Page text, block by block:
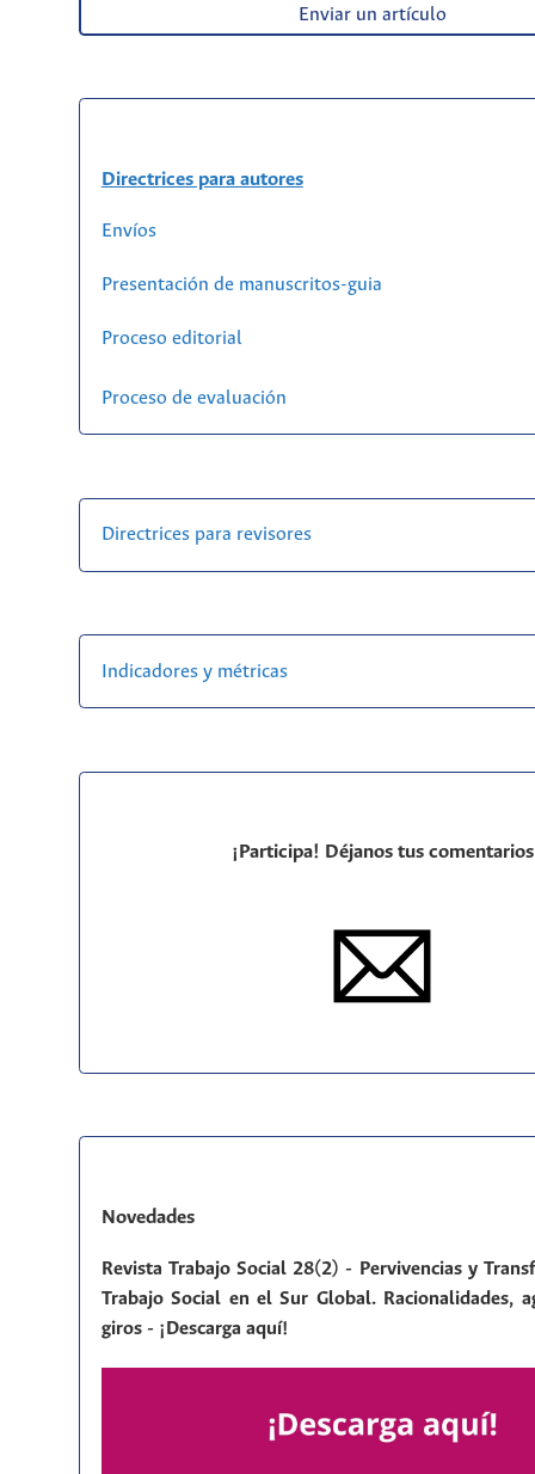
Enviar un artículo
Directrices para autores
Envíos
Presentación de manuscritos-guia
Proceso editorial
Proceso de evaluación
Directrices para revisores
Indicadores y métricas
¡Participa! Déjanos tus comentarios
Novedades
Revista Trabajo Social 28(2) - Pervivencias y
Trabajo Social en el Sur Global. Racionalidades,
giros - ¡Descarga aquí!